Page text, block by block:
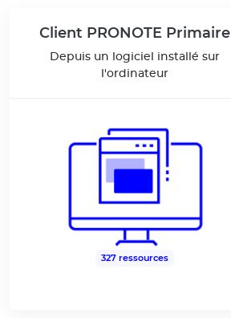
Client PRONOTE Primaire
Depuis un logiciel installé sur
l'ordinateur
327 ressources